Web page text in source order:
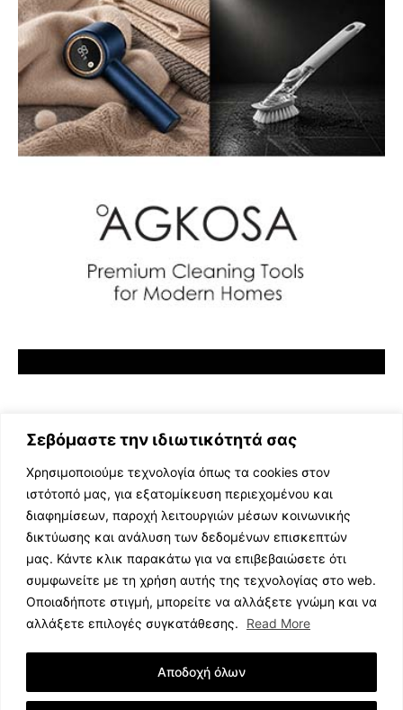
Σεβόμαστε την ιδιωτικότητά σας
Χρησιμοποιούμε τεχνολογία όπως τα cookies στον
ιστότοπό μας, για εξατομίκευση περιεχομένου και
διαφημίσεων, παροχή λειτουργιών μέσων κοινωνικής
δικτύωσης και ανάλυση των δεδομένων επισκεπτών
μας. Κάντε κλικ παρακάτω για να επιβεβαιώσετε ότι
συμφωνείτε με τη χρήση αυτής της τεχνολογίας στο web.
Οποιαδήποτε στιγμή, μπορείτε να αλλάξετε γνώμη και να
αλλάξετε επιλογές συγκατάθεσης.
Read More
Αποδοχή όλων
ΕΛΛΗΝΙΚΗ ΜΟΥΣΙΚΗ
TV SHOWS
EVENTS
ΘΕΑΤΡΟ
ΔΙΑΓΩΝΙΣΜΟΙ
STOA CULTURA
ΣΥΝΕΝΤΕΥΞΕΙΣ